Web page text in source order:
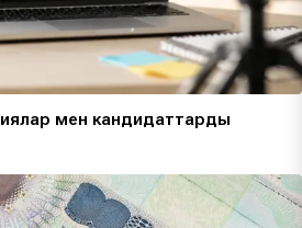
мен кандидаттарды